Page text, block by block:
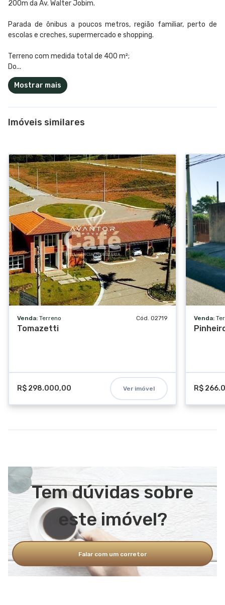
200m da Av. Walter Jobim.
Parada de ônibus a poucos metros, região familiar, perto de
escolas e creches, supermercado e shopping.
Terreno com medida total de 400 m²;
Do...
Mostrar mais
Imóveis similares
Venda: Terreno Cód. 02719
Tomazetti
R$ 298.000,00 Ver imóvel
Venda:
R$
Tem dúvidas sobre
este imóvel?
Falar com um corretor